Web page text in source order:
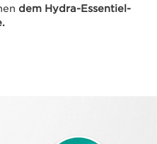
dem Hydra-Essentiel-